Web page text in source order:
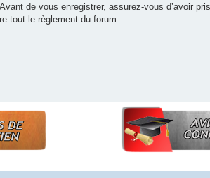
de vous enregistrer, assurez-vous d’avoir
tout le règlement du forum.